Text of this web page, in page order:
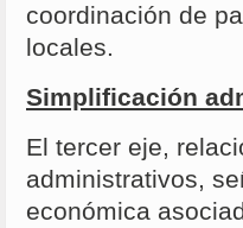
coordinación de
locales.
Simplificación
El tercer eje,
administrativos,
económica